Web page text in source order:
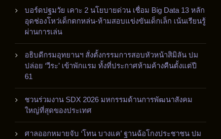
บอร์ดปฐมวัย เคาะ 2 นโยบายด่วน เชื่อม Big Data 13 หลัก
อุดช่องโหว่เด็กตกหล่น-ห้ามสอบแข่งขันเด็กเล็ก เน้นเรียนรู้
ผ่านการเล่น
อธิบดีกรมอุทยานฯ สั่งตั้งกรรมการสอบหัวหน้าสิมิลัน ปม
ปล่อย ‘วีระ’ เข้าพักแรม ทั้งที่ประกาศห้ามค้างคืนตั้งแต่ปี
61
ชวนร่วมงาน SDX 2026 มหกรรมด้านการพัฒนาสังคม
ใหญ่ที่สุดของประเทศ
ศาลออกหมายจับ ‘โทน บางแค’ ฐานฉ้อโกงประชาชน ปม